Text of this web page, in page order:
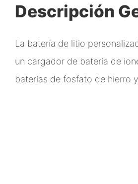
Descripción
La batería de litio
un cargador de batería de
baterías de fosfato de hierro